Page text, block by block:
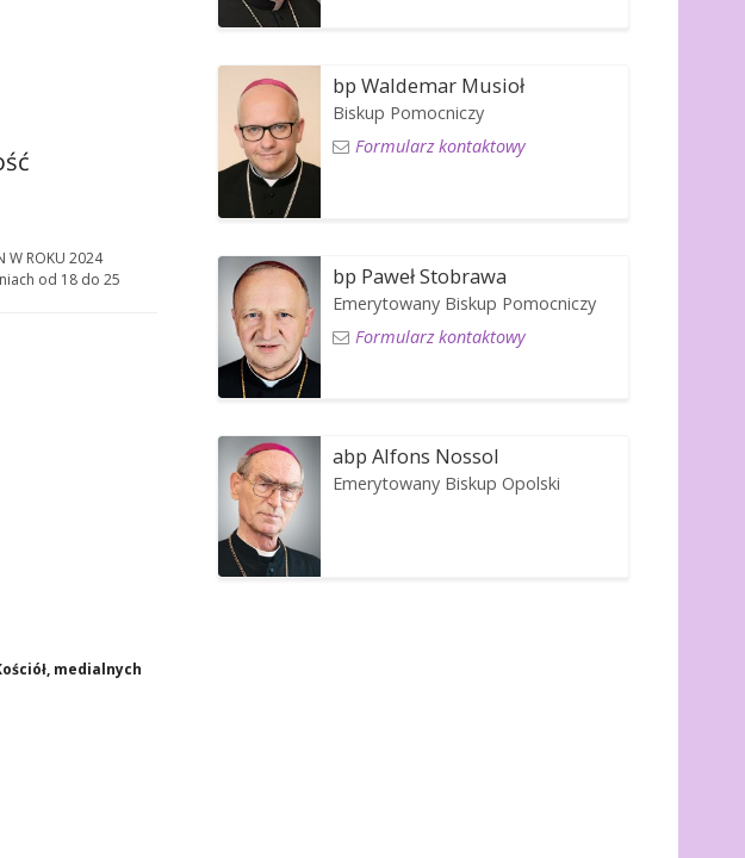
W ROKU 2024
od 18 do 25
medialnych
bp Waldemar Musioł
Biskup Pomocniczy
Formularz kontaktowy
bp Paweł Stobrawa
Emerytowany Biskup Pomocniczy
Formularz kontaktowy
abp Alfons Nossol
Emerytowany Biskup Opolski